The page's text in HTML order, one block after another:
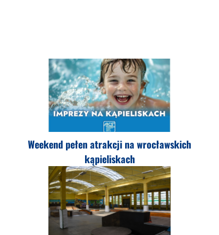
Weekend pełen atrakcji na wrocławskich
kąpieliskach